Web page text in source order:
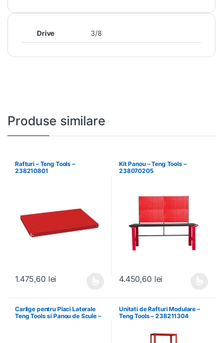
Drive 3/8
Produse similare
Rafturi – Teng Tools –
238210801
1.475,60 lei
Kit Panou – Teng Tools –
238070205
4.450,60 lei
Carlige pentru Placi Laterale
Teng Tools si Panou de Scule –
Unitati de Rafturi Modulare –
Teng Tools – 238211304